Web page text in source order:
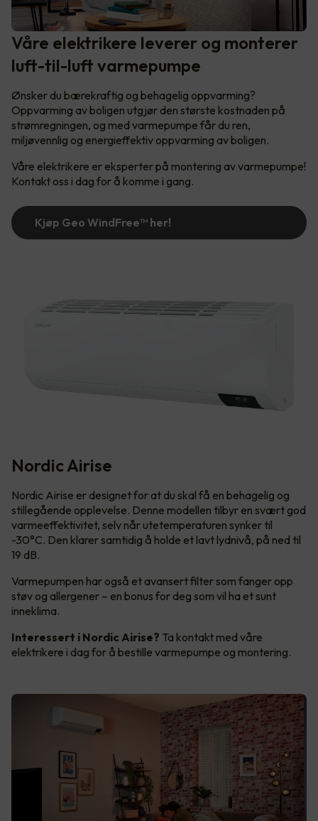
Våre elektrikere leverer og monterer
luft-til-luft varmepumpe
Ønsker du bærekraftig og behagelig oppvarming?
Oppvarming av boligen utgjør den største kostnaden på
strømregningen, og med varmepumpe får du ren,
miljøvennlig og energieffektiv oppvarming av boligen.
Våre elektrikere er eksperter på montering av varmepumpe!
Kontakt oss i dag for å komme i gang.
Kjøp Geo WindFree™️ her!
Nordic Airise
Nordic Airise er designet for at du skal få en behagelig og
stillegående opplevelse. Denne modellen tilbyr en svært god
varmeeffektivitet, selv når utetemperaturen synker til
-30°C. Den klarer samtidig å holde et lavt lydnivå, på ned til
19 dB.
Varmepumpen har også et avansert filter som fanger opp
støv og allergener – en bonus for deg som vil ha et sunt
inneklima.
Interessert i Nordic Airise? Ta kontakt med våre
elektrikere i dag for å bestille varmepumpe og montering.